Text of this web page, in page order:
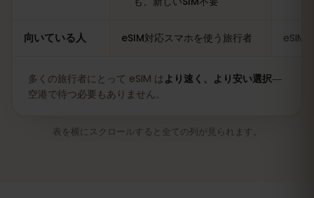
向いている人 eSIM対応スマホを使う旅行者 eSIM
多くの旅行者にとって eSIM は より速く、より安い選択―
空港で待つ必要もありません。
表を横にスクロールすると全ての列が見られます。